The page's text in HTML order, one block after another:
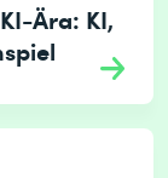
Ära: KI,